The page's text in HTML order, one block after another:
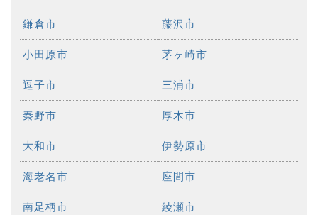
鎌倉市 藤沢市
小田原市 茅ヶ崎市
逗子市 三浦市
秦野市 厚木市
大和市 伊勢原市
海老名市 座間市
南足柄市 綾瀬市